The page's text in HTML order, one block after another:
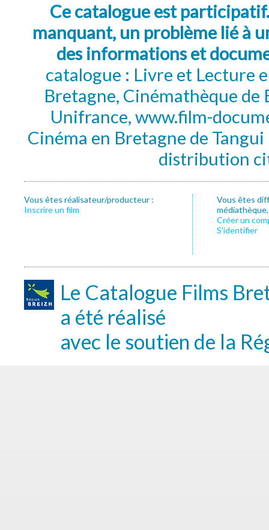
Ce catalogue est
manquant, un problème lié à
des informations et
catalogue : Livre et Lecture
Bretagne, Cinémathèque de
Unifrance, www.film-
Cinéma en Bretagne de
distribution
Vous êtes réalisateur/producteur :
Inscrire un film
Vous êtes
Créer un
S’identifier
Le Catalogue Films
a été réalisé
avec le soutien de la